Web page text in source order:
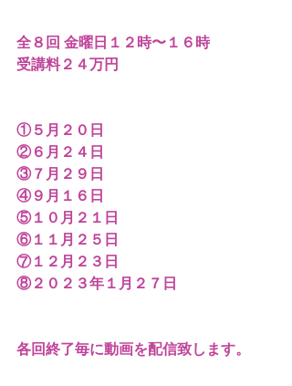
全８回 金曜日１２時〜１６時
受講料２４万円
①５月２０日
②６月２４日
③７月２９日
④９月１６日
⑤１０月２１日
⑥１１月２５日
⑦１２月２３日
⑧２０２３年１月２７日
各回終了毎に動画を配信致します。